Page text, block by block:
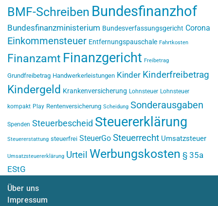
BMF-Schreiben Bundesfinanzhof
Bundesfinanzministerium Bundesverfassungsgericht Corona
Einkommensteuer Entfernungspauschale Fahrtkosten
Finanzamt Finanzgericht Freibetrag
Grundfreibetrag Handwerkerleistungen Kinder Kinderfreibetrag
Kindergeld Krankenversicherung Lohnsteuer Lohnsteuer
kompakt Play Rentenversicherung Scheidung Sonderausgaben
Spenden Steuerbescheid Steuererklärung
Steuererstattung steuerfrei SteuerGo Steuerrecht Umsatzsteuer
Umsatzsteuererklärung Urteil Werbungskosten § 35a
EStG
Über uns
Impressum